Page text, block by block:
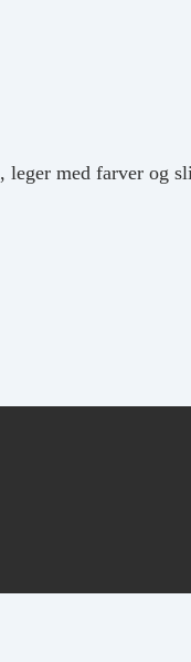
leger med farver og